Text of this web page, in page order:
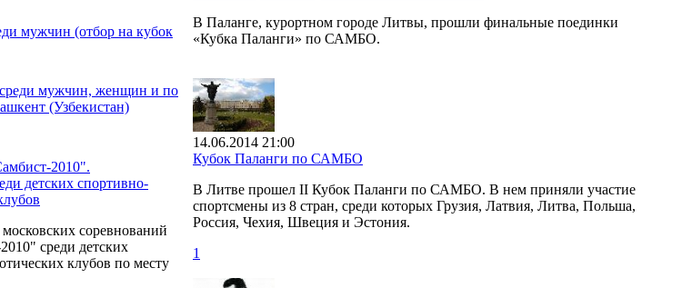
мужчин (отбор на кубок
мужчин, женщин и по
(Узбекистан)
2010".
детских спортивно-
соревнований
среди детских
клубов по месту
В Паланге, курортном городе Литвы, прошли финальные поединки
«Кубка Паланги» по САМБО.
14.06.2014 21:00
Кубок Паланги по САМБО
В Литве прошел II Кубок Паланги по САМБО. В нем приняли участие
спортсмены из 8 стран, среди которых Грузия, Латвия, Литва, Польша,
Россия, Чехия, Швеция и Эстония.
1